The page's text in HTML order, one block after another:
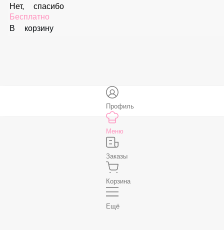
В корзину
Профиль
Меню